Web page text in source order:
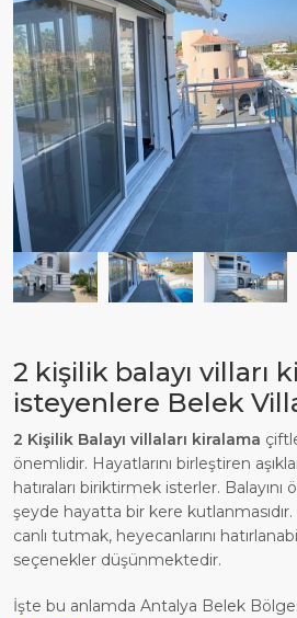
2 kişilik balayı vilları
isteyenlere Belek
2 Kişilik Balayı villaları kiralama
önemlidir. Hayatlarını birleştiren
hatıraları biriktirmek isterler. Balayını
şeyde hayatta bir kere kutlanmasıdır.
canlı tutmak, heyecanlarını
seçenekler düşünmektedir.
İşte bu anlamda Antalya Belek